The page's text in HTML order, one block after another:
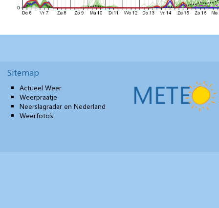
Sitemap
Actueel Weer
Weerpraatje
Neerslagradar en Nederland
Weerfoto’s